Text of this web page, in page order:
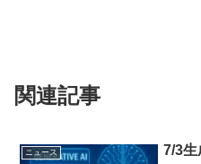
関連記事
ニュース 7/3生